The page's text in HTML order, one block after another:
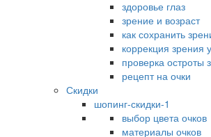
здоровье глаз
зрение и возраст
как сохранить
коррекция зрения
проверка остроты
рецепт на очки
Скидки
шопинг-скидки-1
выбор цвета очков
материалы очков